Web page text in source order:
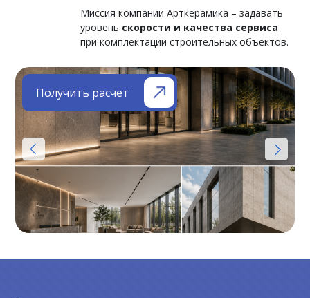
Миссия компании Арткерамика – задавать
уровень скорости и качества сервиса
при комплектации строительных объектов.
Получить расчёт